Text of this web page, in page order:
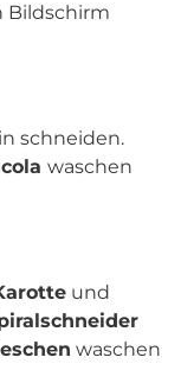
Bildschirm
schneiden.
waschen
und
waschen